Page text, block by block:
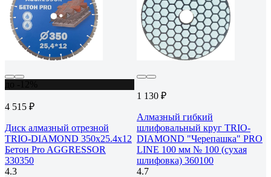
4 515 ₽
Диск алмазный отрезной
TRIO-DIAMOND 350x25.4x12
Бетон Pro AGGRESSOR
330350
4.3
1 130 ₽
Алмазный гибкий
шлифовальный круг TRIO-
DIAMOND "Черепашка" PRO
LINE 100 мм № 100 (сухая
шлифовка) 360100
4.7